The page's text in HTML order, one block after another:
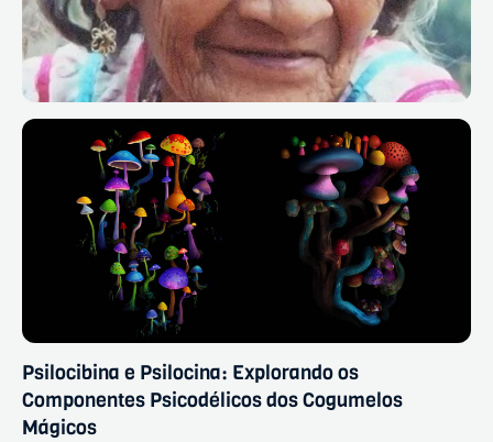
Psilocibina e Psilocina: Explorando os
Componentes Psicodélicos dos Cogumelos
Mágicos